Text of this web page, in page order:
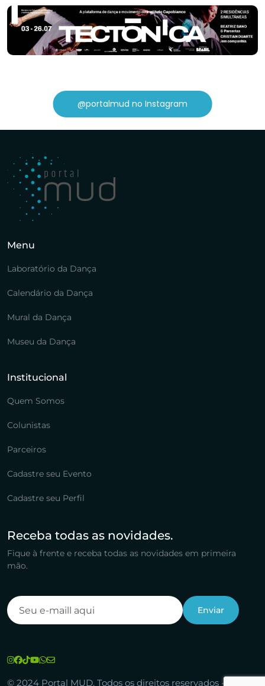
@portalmud no Instagram
Menu
Laboratório da Dança
Calendário da Dança
Mural da Dança
Museu da Dança
Institucional
Quem Somos
Colunistas
Parceiros
Cadastre seu Evento
Cadastre seu Perfil
Receba todas as novidades.
Fique à frente e receba todas as novidades em primeira
mão.
© 2024 Portal MUD. Todos os direitos reservados -